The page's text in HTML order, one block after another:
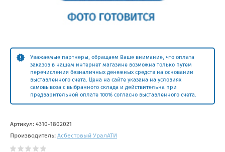
Уважаемые партнеры, обращаем Ваше внимание, что оплата
заказов в нашем интернет магазине возможна только путем
перечисления безналичных денежных средств на основании
выставленного счета. Цена на сайте указана на условиях
самовывоза с выбранного склада и действительна при
предварительной оплате 100% согласно выставленного счета.
Артикул: 4310-1802021
Производитель: Асбестовый УралАТИ